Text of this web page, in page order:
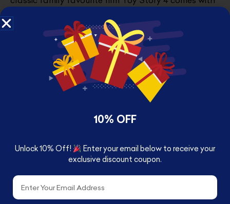
a cool Special Edition Funko Pop! Tee high-quality
vinyl pop! figure in a illustrated windowed box.
This box set is a special edition to the UK, so grab
them while you can.
As with all of Funko’s Pop! Tees, they are a soft
100% Cotton, very well made with lasting prints you
can treasure for a lifetime.
Order yours now!
10% OFF
Unlock 10% Off!
Enter your email below to receive your
exclusive discount coupon.
Email